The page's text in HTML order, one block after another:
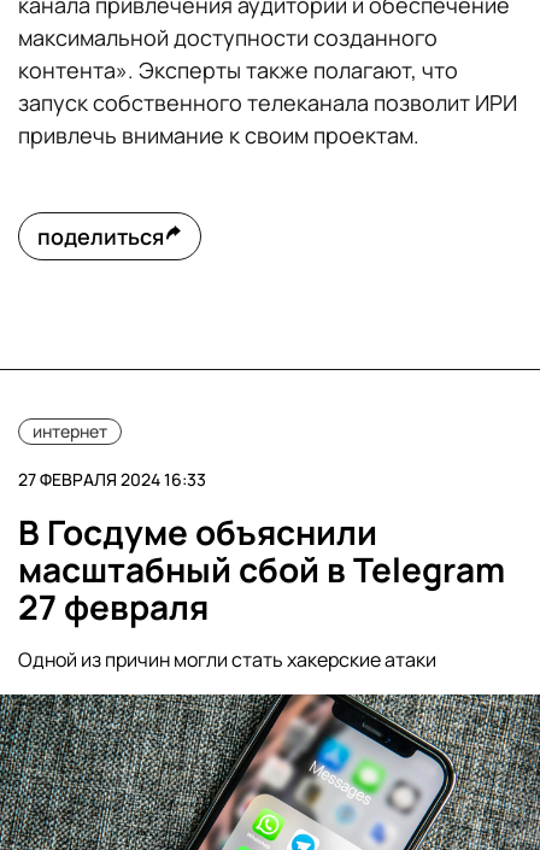
максимальной доступности созданного
контента». Эксперты также полагают, что
запуск собственного телеканала позволит ИРИ
привлечь внимание к своим проектам.
поделиться
интернет
27 ФЕВРАЛЯ 2024 16:33
В Госдуме объяснили
масштабный сбой в Telegram
27 февраля
Одной из причин могли стать хакерские атаки